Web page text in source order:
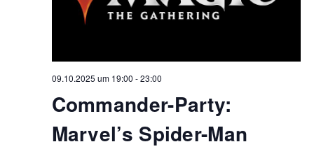
09.10.2025 um 19:00 -23:00
Commander-Party:
Marvel’s Spider-Man